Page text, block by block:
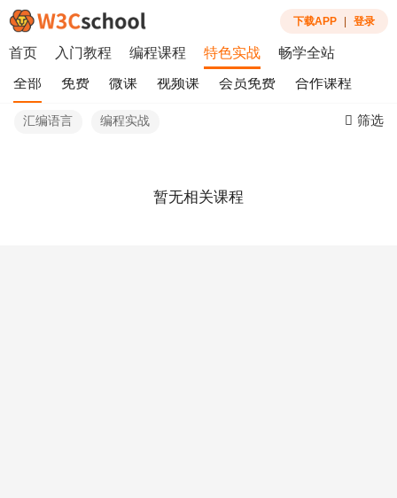
下载APP 登录
首页 入门教程 编程课程 特色实战 畅学全站
全部 免费 微课 视频课 会员免费 合作课程
汇编语言 编程实战 筛选
暂无相关课程